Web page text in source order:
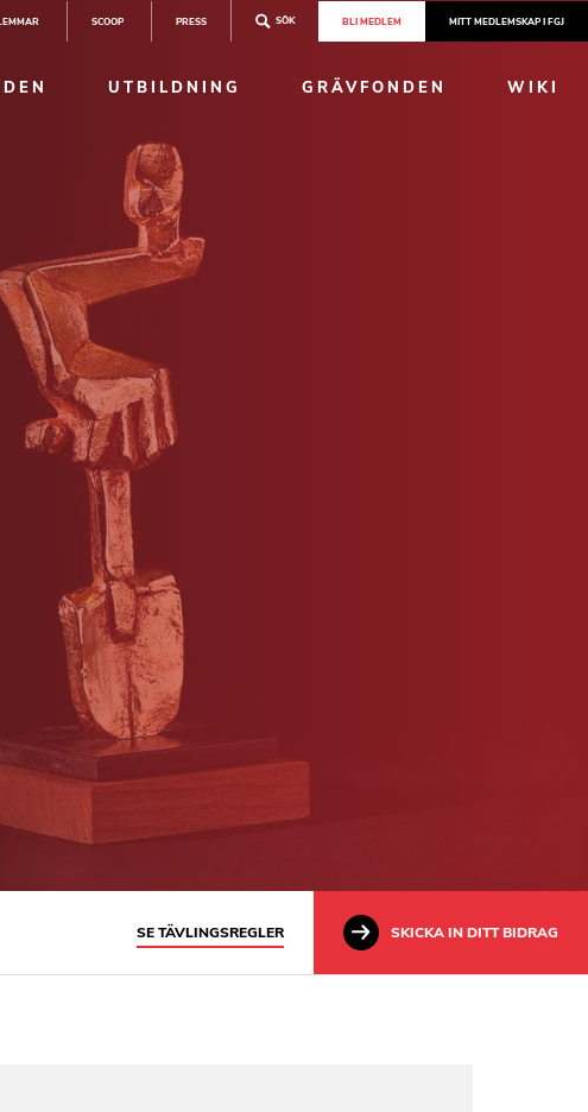
SCOOP PRESS SÖK BLI MEDLEM MITT MEDLEMSKAP I FGJ
UTBILDNING GRÄVFONDEN WIKI
SE TÄVLINGSREGLER SKICKA IN DITT BIDRAG